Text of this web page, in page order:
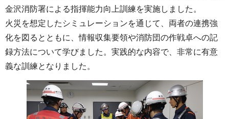
金沢消防署による指揮能力向上訓練を実施しました。
火災を想定したシミュレーションを通じて、両者の連携強
化を図るとともに、情報収集要領や消防団の作戦卓への記
録方法について学びました。実践的な内容で、非常に有意
義な訓練となりました。